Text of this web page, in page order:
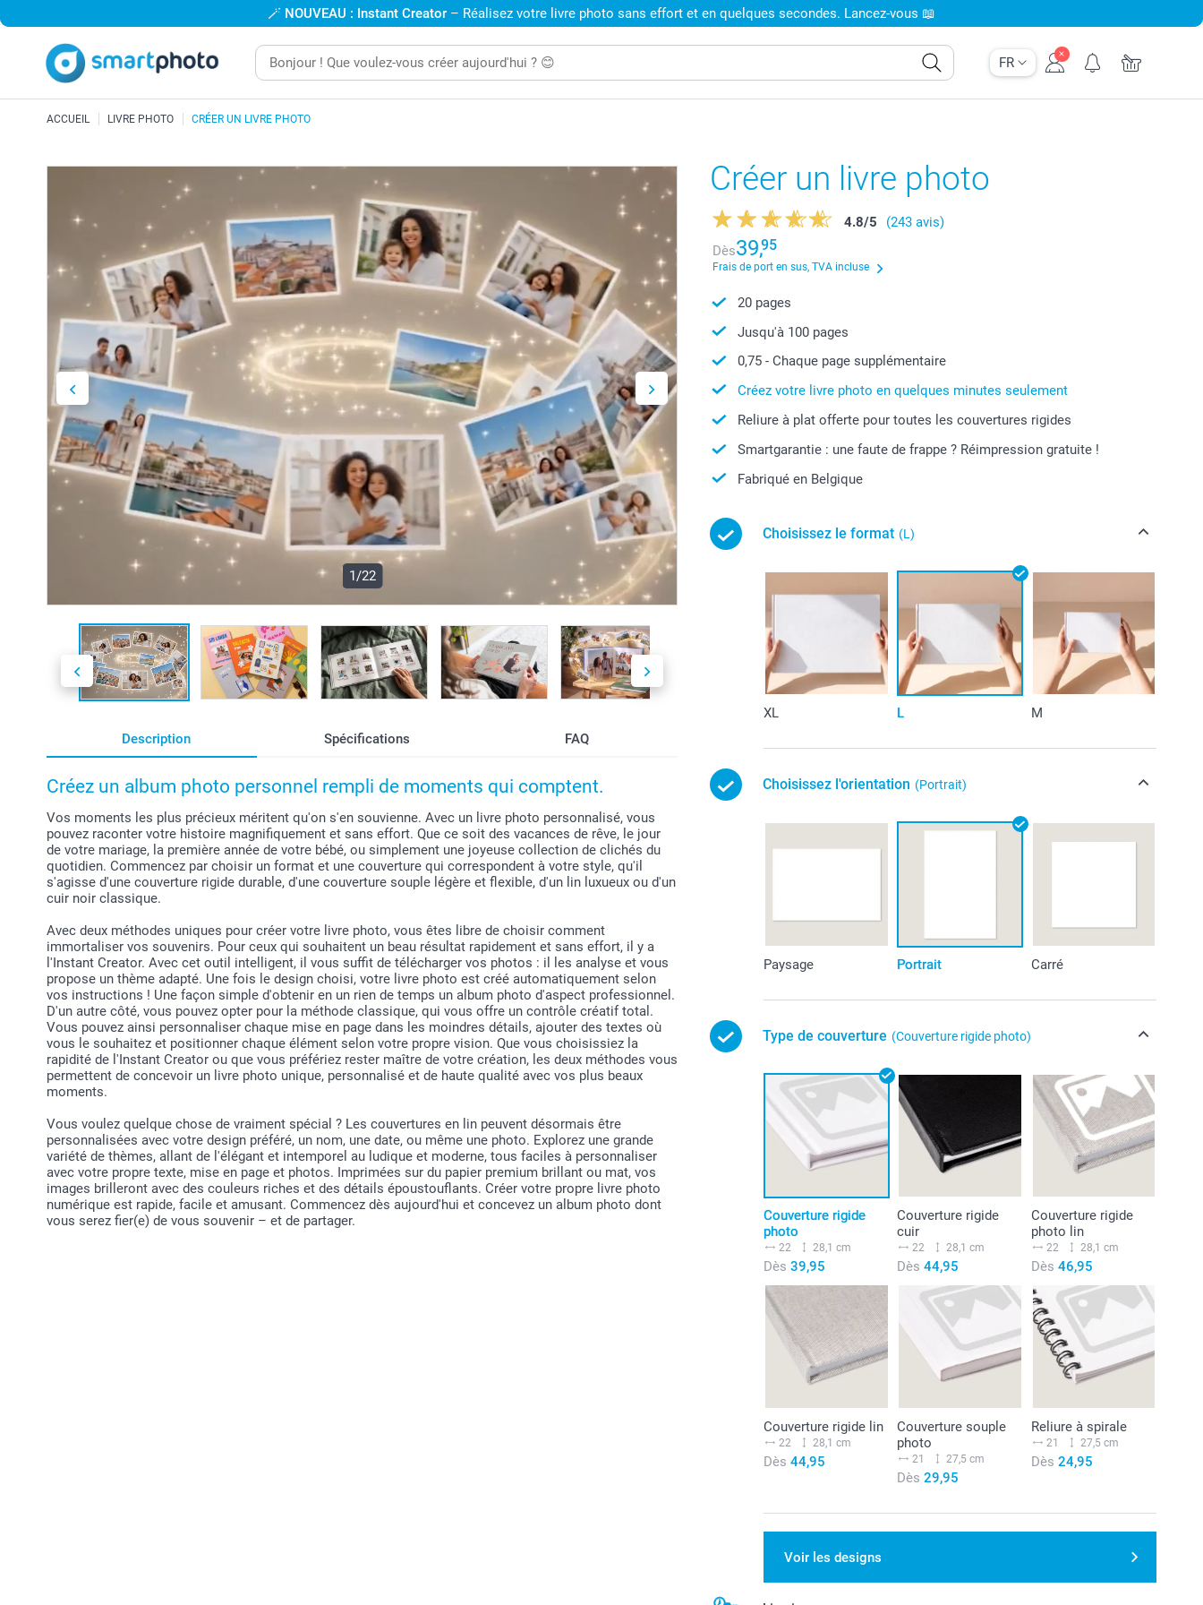
FR
🪄 NOUVEAU : Instant Creator – Réalisez votre livre photo sans effort et en quelques secondes. Lancez-vous 📖
ACCUEIL LIVRE PHOTO CRÉER UN LIVRE PHOTO
1/22
Description Spécifications FAQ
Créez un album photo personnel rempli de moments qui comptent.
Vos moments les plus précieux méritent qu'on s'en souvienne. Avec un livre photo personnalisé, vous
pouvez raconter votre histoire magnifiquement et sans effort. Que ce soit des vacances de rêve, le jour
de votre mariage, la première année de votre bébé, ou simplement une joyeuse collection de clichés du
quotidien. Commencez par choisir un format et une couverture qui correspondent à votre style, qu'il
s'agisse d'une couverture rigide durable, d'une couverture souple légère et flexible, d'un lin luxueux ou d'un
cuir noir classique.
Avec deux méthodes uniques pour créer votre livre photo, vous êtes libre de choisir comment
immortaliser vos souvenirs. Pour ceux qui souhaitent un beau résultat rapidement et sans effort, il y a
l'Instant Creator. Avec cet outil intelligent, il vous suffit de télécharger vos photos : il les analyse et vous
propose un thème adapté. Une fois le design choisi, votre livre photo est créé automatiquement selon
vos instructions ! Une façon simple d'obtenir en un rien de temps un album photo d'aspect professionnel.
D'un autre côté, vous pouvez opter pour la méthode classique, qui vous offre un contrôle créatif total.
Vous pouvez ainsi personnaliser chaque mise en page dans les moindres détails, ajouter des textes où
vous le souhaitez et positionner chaque élément selon votre propre vision. Que vous choisissiez la
rapidité de l'Instant Creator ou que vous préfériez rester maître de votre création, les deux méthodes vous
permettent de concevoir un livre photo unique, personnalisé et de haute qualité avec vos plus beaux
moments.
Vous voulez quelque chose de vraiment spécial ? Les couvertures en lin peuvent désormais être
personnalisées avec votre design préféré, un nom, une date, ou même une photo. Explorez une grande
variété de thèmes, allant de l'élégant et intemporel au ludique et moderne, tous faciles à personnaliser
avec votre propre texte, mise en page et photos. Imprimées sur du papier premium brillant ou mat, vos
images brilleront avec des couleurs riches et des détails époustouflants. Créer votre propre livre photo
numérique est rapide, facile et amusant. Commencez dès aujourd'hui et concevez un album photo dont
vous serez fier(e) de vous souvenir – et de partager.
Créer un livre photo
4.8/5
(243 avis)
Dès39,95
Frais de port en sus, TVA incluse
20 pages
Jusqu'à 100 pages
0,75 - Chaque page supplémentaire
Créez votre livre photo en quelques minutes seulement
Reliure à plat offerte pour toutes les couvertures rigides
Smartgarantie : une faute de frappe ? Réimpression gratuite !
Fabriqué en Belgique
Choisissez le format (L)
XL L M
Choisissez l'orientation (Portrait)
Paysage Portrait Carré
Type de couverture (Couverture rigide photo)
Couverture rigide
photo
22 28,1 cm
Dès 39,95
Couverture rigide
cuir
22 28,1 cm
Dès 44,95
Couverture rigide
photo lin
22 28,1 cm
Dès 46,95
Couverture rigide lin
22 28,1 cm
Dès 44,95
Couverture souple
photo
21 27,5 cm
Dès 29,95
Reliure à spirale
21 27,5 cm
Dès 24,95
Voir les designs